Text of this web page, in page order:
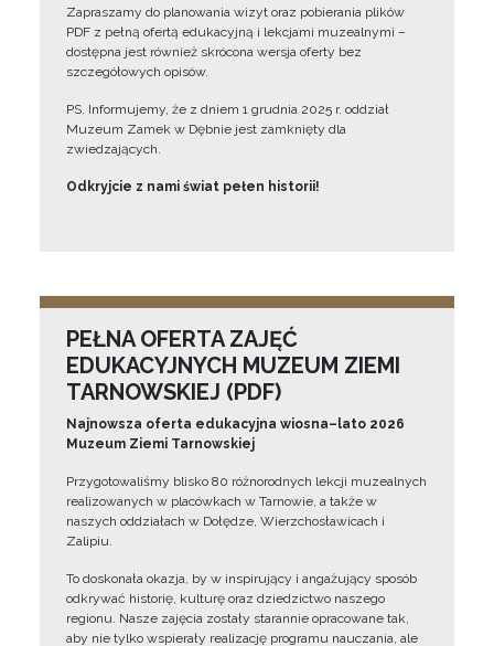
Zapraszamy do planowania wizyt oraz pobierania plików
PDF z pełną ofertą edukacyjną i lekcjami muzealnymi –
dostępna jest również skrócona wersja oferty bez
szczegółowych opisów.
PS. Informujemy, że z dniem 1 grudnia 2025 r. oddział
Muzeum Zamek w Dębnie jest zamknięty dla
zwiedzających.
Odkryjcie z nami świat pełen historii!
PEŁNA OFERTA ZAJĘĆ
EDUKACYJNYCH MUZEUM ZIEMI
TARNOWSKIEJ (PDF)
Najnowsza oferta edukacyjna wiosna–lato 2026
Muzeum Ziemi Tarnowskiej
Przygotowaliśmy blisko 80 różnorodnych lekcji muzealnych
realizowanych w placówkach w Tarnowie, a także w
naszych oddziałach w Dołędze, Wierzchosławicach i
Zalipiu.
To doskonała okazja, by w inspirujący i angażujący sposób
odkrywać historię, kulturę oraz dziedzictwo naszego
regionu. Nasze zajęcia zostały starannie opracowane tak,
aby nie tylko wspierały realizację programu nauczania, ale